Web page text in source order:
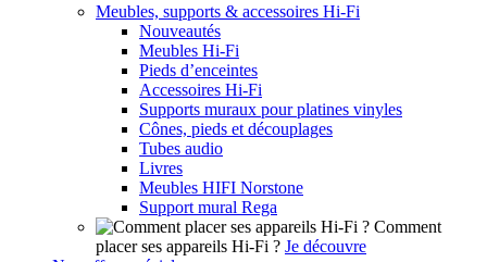
Meubles, supports & accessoires Hi-Fi
Nouveautés
Meubles Hi-Fi
Pieds d’enceintes
Accessoires Hi-Fi
Supports muraux pour platines vinyles
Cônes, pieds et découplages
Tubes audio
Livres
Meubles HIFI Norstone
Support mural Rega
Comment
placer ses appareils Hi-Fi ? Je découvre